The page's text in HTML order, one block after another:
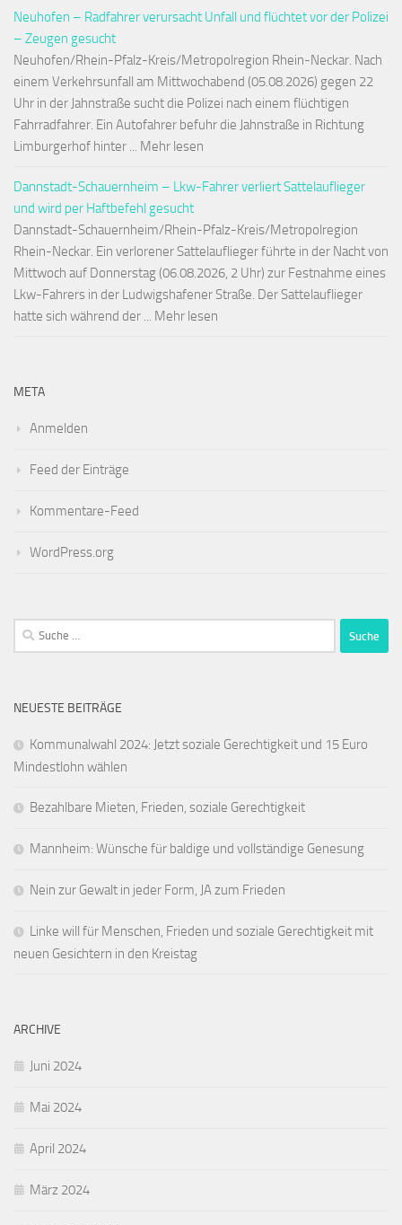
Neuhofen – Radfahrer verursacht Unfall und flüchtet vor der Polizei
– Zeugen gesucht
Neuhofen/Rhein-Pfalz-Kreis/Metropolregion Rhein-Neckar. Nach
einem Verkehrsunfall am Mittwochabend (05.08.2026) gegen 22
Uhr in der Jahnstraße sucht die Polizei nach einem flüchtigen
Fahrradfahrer. Ein Autofahrer befuhr die Jahnstraße in Richtung
Limburgerhof hinter ... Mehr lesen
Dannstadt-Schauernheim – Lkw-Fahrer verliert Sattelauflieger
und wird per Haftbefehl gesucht
Dannstadt-Schauernheim/Rhein-Pfalz-Kreis/Metropolregion
Rhein-Neckar. Ein verlorener Sattelauflieger führte in der Nacht von
Mittwoch auf Donnerstag (06.08.2026, 2 Uhr) zur Festnahme eines
Lkw-Fahrers in der Ludwigshafener Straße. Der Sattelauflieger
hatte sich während der ... Mehr lesen
META
Anmelden
Feed der Einträge
Kommentare-Feed
WordPress.org
Suche
nach:
NEUESTE BEITRÄGE
Kommunalwahl 2024: Jetzt soziale Gerechtigkeit und 15 Euro
Mindestlohn wählen
Bezahlbare Mieten, Frieden, soziale Gerechtigkeit
Mannheim: Wünsche für baldige und vollständige Genesung
Nein zur Gewalt in jeder Form, JA zum Frieden
Linke will für Menschen, Frieden und soziale Gerechtigkeit mit
neuen Gesichtern in den Kreistag
ARCHIVE
Juni 2024
Mai 2024
April 2024
März 2024